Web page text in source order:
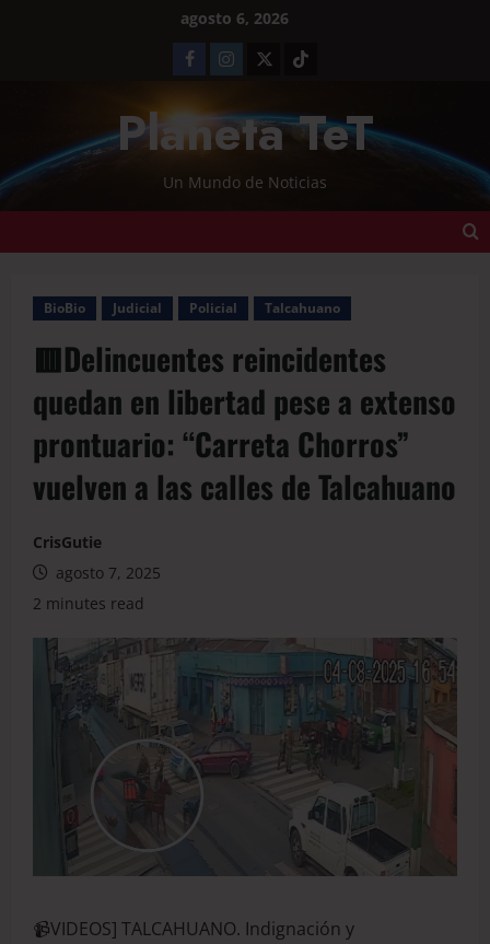
agosto 6, 2026
Planeta TeT
Un Mundo de Noticias
BioBio Judicial Policial Talcahuano
🟥Delincuentes reincidentes
quedan en libertad pese a extenso
prontuario: “Carreta Chorros”
vuelven a las calles de Talcahuano
CrisGutie
agosto 7, 2025
2 minutes read
📹VIDEOS] TALCAHUANO. Indignación y